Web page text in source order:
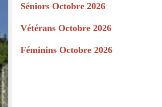
Séniors Octobre 2026
Vétérans Octobre 2026
Féminins Octobre 2026